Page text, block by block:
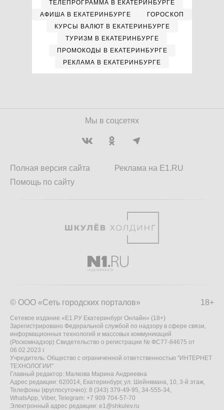
ТЕЛЕПРОГРАММА В ЕКАТЕРИНБУРГЕ
АФИША В ЕКАТЕРИНБУРГЕ
ГОРОСКОП
КУРСЫ ВАЛЮТ В ЕКАТЕРИНБУРГЕ
ТУРИЗМ В ЕКАТЕРИНБУРГЕ
ПРОМОКОДЫ В ЕКАТЕРИНБУРГЕ
РЕКЛАМА В ЕКАТЕРИНБУРГЕ
Мы в соцсетях
Полная версия сайта
Помощь по сайту
Реклама на E1.RU
18+
© ООО «Сеть городских порталов»
Сетевое издание «Е1.РУ Екатеринбург Онлайн» (18+)
Зарегистрировано Федеральной службой по надзору в сфере связи,
информационных технологий и массовых коммуникаций
(Роскомнадзор) Свидетельство о регистрации № ФС77-84675 от
06.02.2023 г.
Учредитель: Общество с ограниченной ответственностью "ИНТЕРНЕТ
ТЕХНОЛОГИИ"
Главный редактор: Малкова Марина Андреевна
Адрес редакции: 620014, Екатеринбург, ул. Шейнкмана, 10, 3-й этаж,
Телефоны (круглосуточно): 8 (343) 379-49-95, 34-555-34,
WhatsApp, Viber, Telegram: +7 909 704-57-70
Электронный адрес редакции: e1@shkulev.ru